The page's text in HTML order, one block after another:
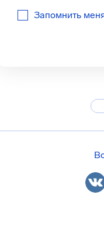
Запомнить